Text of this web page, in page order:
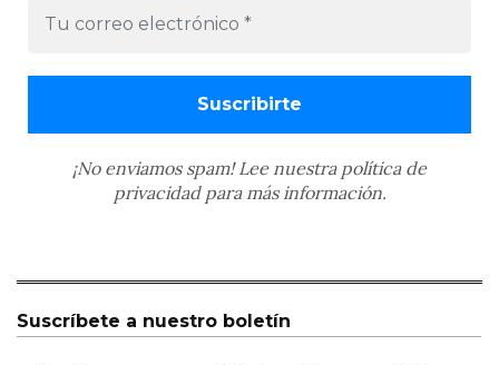
¡No enviamos spam! Lee nuestra política de
privacidadpara más información.
Suscríbete a nuestro boletín